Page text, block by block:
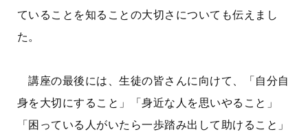
ていることを知ることの大切さについても伝えまし
た。
講座の最後には、生徒の皆さんに向けて、「自分自
身を大切にすること」「身近な人を思いやること」
「困っている人がいたら一歩踏み出して助けること」